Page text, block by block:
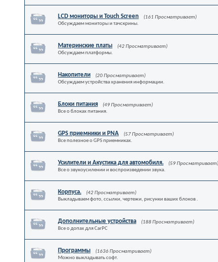
LCD мониторы и Touch Screen
(161 Просматривает)
Обсуждаем мониторы и тачскрины.
Материнские платы
(42 Просматривает)
Обсуждаем платформы.
Накопители
(20 Просматривает)
Обсуждаем устройства хранения информации.
Блоки питания
(49 Просматривает)
Все о блоках питания.
GPS приемники и PNA
(57 Просматривает)
Все полезное о GPS приемниках.
Усилители и Акустика для автомобиля.
(59 Просматривает)
Все о звукоусилении и воспроизведении звука.
Корпуса.
(42 Просматривает)
Выкладываем фото, ссылки, чертежи, рисунки ваших блоков .
Дополнительные устройства
(188 Просматривает)
Все о допах для CarPC
Программы
(1636 Просматривает)
Можно выкладывать софт.